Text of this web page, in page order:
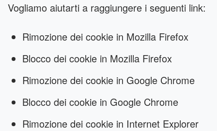
Vogliamo aiutarti a raggiungere i seguenti link:
Rimozione dei cookie in Mozilla Firefox
Blocco dei cookie in Mozilla Firefox
Rimozione dei cookie in Google Chrome
Blocco dei cookie in Google Chrome
Rimozione dei cookie in Internet Explorer